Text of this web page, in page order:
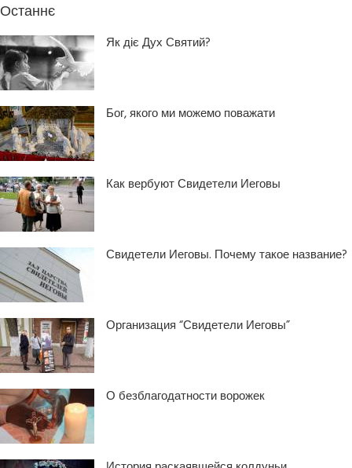
Останнє
Як діє Дух Святий?
Бог, якого ми можемо поважати
Как вербуют Свидетели Иеговы
Свидетели Иеговы. Почему такое название?
Организация “Свидетели Иеговы”
О безблагодатности ворожек